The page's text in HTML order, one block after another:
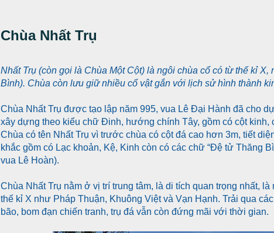
Chùa Nhất Trụ
Nhất Trụ (còn gọi là Chùa Một Cột) là ngôi chùa cổ có từ thế kỉ
Bình). Chùa còn lưu giữ nhiều cổ vật gắn với lịch sử hình thành
Chùa Nhất Trụ được tạo lập năm 995, vua Lê Đại Hành đã cho
xây dựng theo kiểu chữ Đinh, hướng chính Tây, gồm có cột
Chùa có tên Nhất Trụ vì trước chùa có cột đá cao hơn 3m, tiết
khắc gồm có Lạc khoản, Kệ, Kinh còn có các chữ “Đệ tử Thăng
vua Lê Hoàn).
Chùa Nhất Trụ nằm ở vị trí trung tâm, là di tích quan trọng nhất,
thế kỉ X như Pháp Thuận, Khuông Việt và Vạn Hạnh. Trải qua
bão, bom đạn chiến tranh, trụ đá vẫn còn đứng mãi với thời gian.